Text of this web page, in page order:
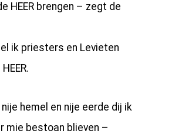
HEER brengen – zegt de
ik priesters en Levieten
hemel en nije eerde dij ik
mie bestoan blieven –